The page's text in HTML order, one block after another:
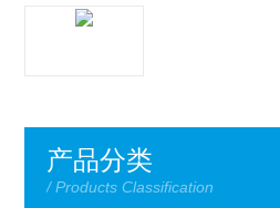
产品分类
/ Products Classification